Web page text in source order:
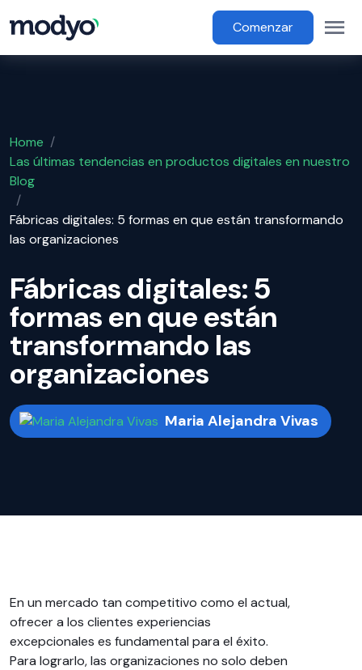
Main Menu
Comenzar
Home /
Las últimas tendencias en productos digitales en nuestro
Blog
/
Fábricas digitales: 5 formas en que están transformando
las organizaciones
Fábricas digitales: 5
formas en que están
transformando las
organizaciones
Maria Alejandra Vivas
En un mercado tan competitivo como el actual,
ofrecer a los clientes experiencias
excepcionales es fundamental para el éxito.
Para lograrlo, las organizaciones no solo deben